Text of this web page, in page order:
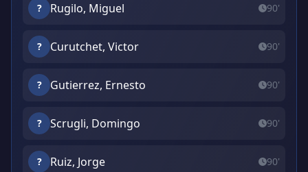
? Rugilo, Miguel 90'
? Curutchet, Victor 90'
? Gutierrez, Ernesto 90'
? Scrugli, Domingo 90'
? Ruiz, Jorge 90'